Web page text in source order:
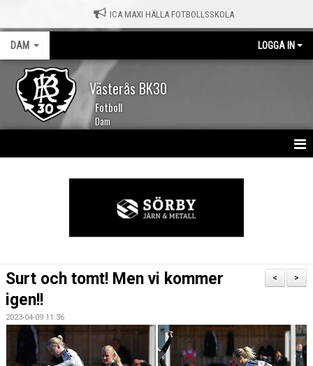
ICA MAXI HÄLLA FOTBOLLSSKOLA
DAM LOGGA IN
Västerås BK30
Fotboll
Dam
MATCHER
KONTAKT
>
<
Surt och tomt! Men vi kommer
igen!!
2023-04-09 11:36